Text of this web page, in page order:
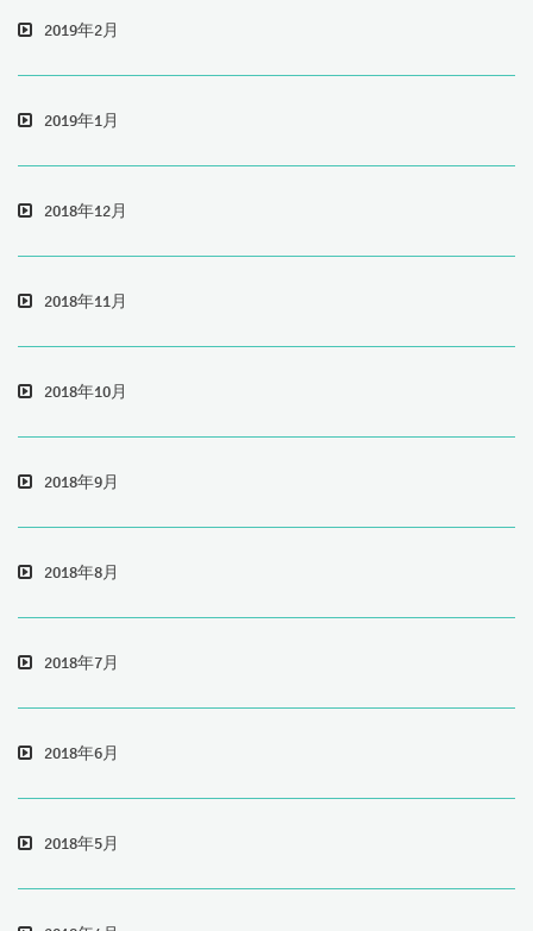
2019年2月
2019年1月
2018年12月
2018年11月
2018年10月
2018年9月
2018年8月
2018年7月
2018年6月
2018年5月